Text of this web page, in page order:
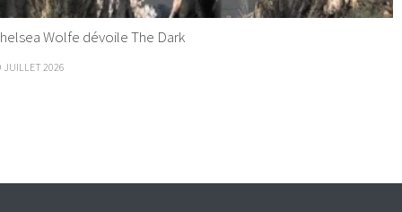
Wolfe dévoile The Dark
JUILLET 2026